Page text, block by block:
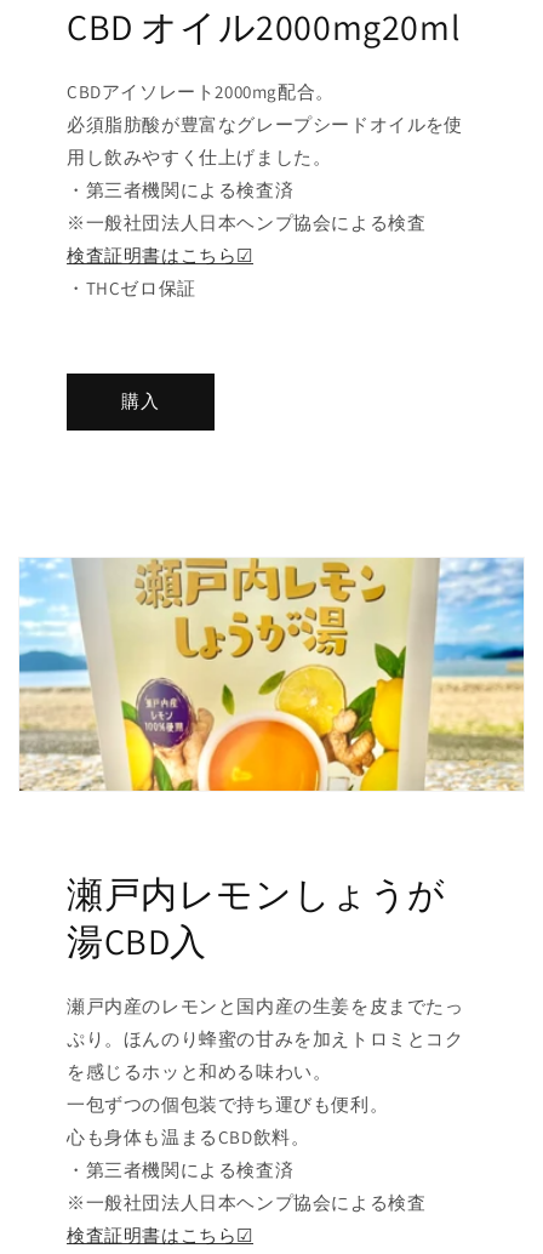
CBD オイル2000mg20ml
CBDアイソレート2000mg配合。
必須脂肪酸が豊富なグレープシードオイルを使
用し飲みやすく仕上げました。
・第三者機関による検査済
※一般社団法人日本ヘンプ協会による検査
検査証明書はこちら☑
・THCゼロ保証
購入
瀬戸内レモンしょうが
湯CBD入
瀬戸内産のレモンと国内産の生姜を皮までたっ
ぷり。ほんのり蜂蜜の甘みを加えトロミとコク
を感じるホッと和める味わい。
一包ずつの個包装で持ち運びも便利。
心も身体も温まるCBD飲料。
・第三者機関による検査済
※一般社団法人日本ヘンプ協会による検査
検査証明書はこちら☑